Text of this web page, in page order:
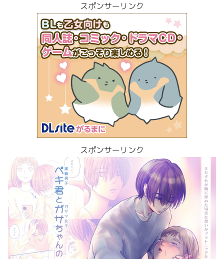
スポンサーリンク
スポンサーリンク